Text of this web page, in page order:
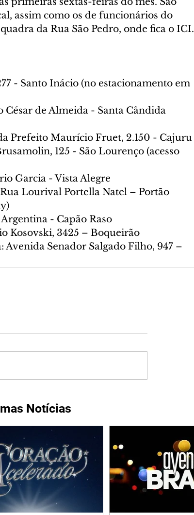
assim como os de funcionários do
da Rua São Pedro, onde fica o ICI.
- Santo Inácio (no estacionamento em
de Almeida - Santa Cândida
Prefeito Maurício Fruet, 2.150 - Cajuru
125 - São Lourenço (acesso
Garcia - Vista Alegre
Lourival Portella Natel – Portão
- Capão Raso
Kosovski, 3425 – Boqueirão
Senador Salgado Filho, 947 –
Notícias